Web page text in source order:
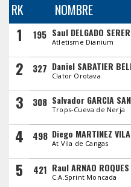
RK NOMBRE
1 195 Saul DELGADO SERER
Atletisme Dianium
2 327 Daniel SABATIER
Clator Orotava
3 308 Salvador GARCIA
Trops-Cueva de Nerja
4 498 Diego MARTINEZ
At Vila de Cangas
5 421 Raul ARNAO ROQUES
C.A.Sprint Moncada